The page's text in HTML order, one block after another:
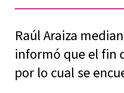
Raúl Araiza
informó que el fin
por lo cual se